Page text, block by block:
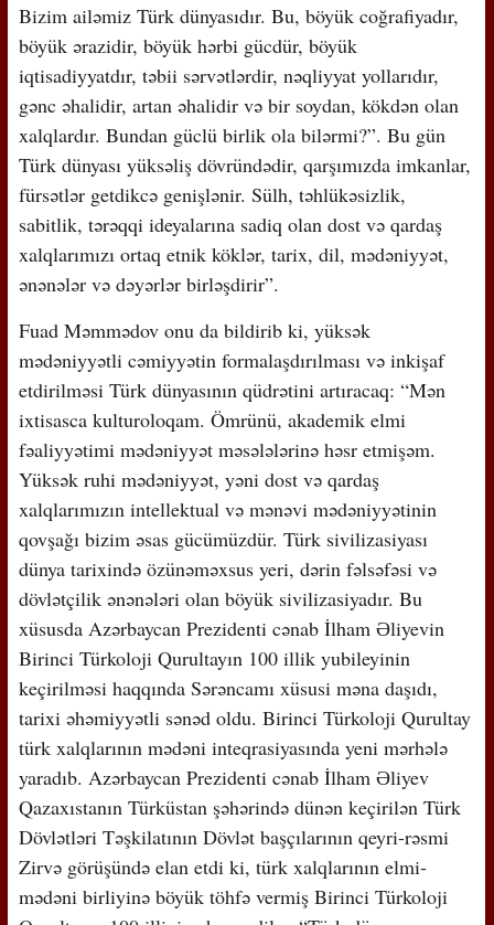
Bizim ailəmiz Türk dünyasıdır. Bu, böyük coğrafiyadır,
böyük ərazidir, böyük hərbi gücdür, böyük
iqtisadiyyatdır, təbii sərvətlərdir, nəqliyyat yollarıdır,
gənc əhalidir, artan əhalidir və bir soydan, kökdən olan
xalqlardır. Bundan güclü birlik ola bilərmi?”. Bu gün
Türk dünyası yüksəliş dövründədir, qarşımızda imkanlar,
fürsətlər getdikcə genişlənir. Sülh, təhlükəsizlik,
sabitlik, tərəqqi ideyalarına sadiq olan dost və qardaş
xalqlarımızı ortaq etnik köklər, tarix, dil, mədəniyyət,
ənənələr və dəyərlər birləşdirir”.
Fuad Məmmədov onu da bildirib ki, yüksək
mədəniyyətli cəmiyyətin formalaşdırılması və inkişaf
etdirilməsi Türk dünyasının qüdrətini artıracaq: “Mən
ixtisasca kulturoloqam. Ömrünü, akademik elmi
fəaliyyətimi mədəniyyət məsələlərinə həsr etmişəm.
Yüksək ruhi mədəniyyət, yəni dost və qardaş
xalqlarımızın intellektual və mənəvi mədəniyyətinin
qovşağı bizim əsas gücümüzdür. Türk sivilizasiyası
dünya tarixində özünəməxsus yeri, dərin fəlsəfəsi və
dövlətçilik ənənələri olan böyük sivilizasiyadır. Bu
xüsusda Azərbaycan Prezidenti cənab İlham Əliyevin
Birinci Türkoloji Qurultayın 100 illik yubileyinin
keçirilməsi haqqında Sərəncamı xüsusi məna daşıdı,
tarixi əhəmiyyətli sənəd oldu. Birinci Türkoloji Qurultay
türk xalqlarının mədəni inteqrasiyasında yeni mərhələ
yaradıb. Azərbaycan Prezidenti cənab İlham Əliyev
Qazaxıstanın Türküstan şəhərində dünən keçirilən Türk
Dövlətləri Təşkilatının Dövlət başçılarının qeyri-rəsmi
Zirvə görüşündə elan etdi ki, türk xalqlarının elmi-
mədəni birliyinə böyük töhfə vermiş Birinci Türkoloji